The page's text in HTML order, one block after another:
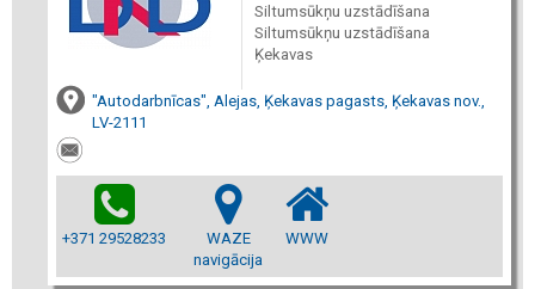
Siltumsūkņu uzstādīšana
Siltumsūkņu uzstādīšana
Ķekavas
"Autodarbnīcas", Alejas, Ķekavas pagasts, Ķekavas nov.,
LV-2111
+371 29528233
WAZE
navigācija
WWW